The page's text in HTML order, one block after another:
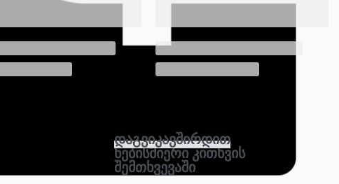
დაგვიკავშირდით
ნებისმიერი კითხვის
შემთხვევაში